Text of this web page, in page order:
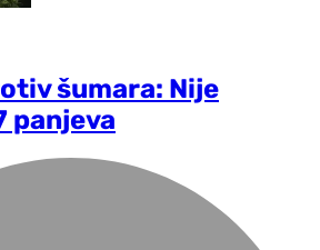
šumara: Nije
panjeva